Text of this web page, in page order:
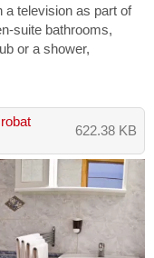
a television as part of
suite bathrooms,
or a shower,
622.38 KB